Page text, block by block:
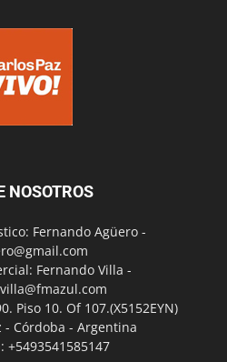
NOSOTROS
Fernando Agüero -
Fernando Villa -
Piso 10. Of 107.(X5152EYN)
- Córdoba - Argentina
+5493541585147